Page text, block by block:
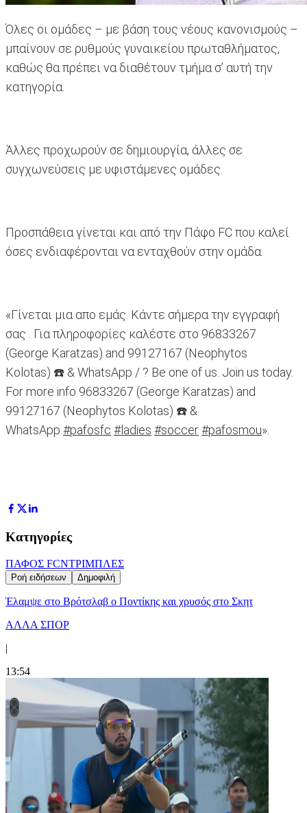
Όλες οι ομάδες – με βάση τους νέους κανονισμούς –
μπαίνουν σε ρυθμούς γυναικείου πρωταθλήματος,
καθώς θα πρέπει να διαθέτουν τμήμα σ’ αυτή την
κατηγορία.
Άλλες προχωρούν σε δημιουργία, άλλες σε
συγχωνεύσεις με υφιστάμενες ομάδες.
Προσπάθεια γίνεται και από την Πάφο FC που καλεί
όσες ενδιαφέρονται να ενταχθούν στην ομάδα.
«Γίνεται μια απο εμάς. Κάντε σήμερα την εγγραφή
σας . Για πληροφορίες καλέστε στο 96833267
(George Karatzas) and 99127167 (Neophytos
Kolotas) ☎️ & WhatsApp / ? Be one of us. Join us today.
For more info 96833267 (George Karatzas) and
99127167 (Neophytos Kolotas) ☎️ &
WhatsApp #pafosfc #ladies #soccer#pafosmou».
Κατηγορίες
ΠΑΦΟΣ FCΝΤΡΙΜΠΛΕΣ
Ροή ειδήσεων Δημοφιλή
Έλαμψε στο Βρότσλαβ ο Ποντίκης και χρυσός στο Σκητ
ΑΛΛΑ ΣΠΟΡ
|
13:54